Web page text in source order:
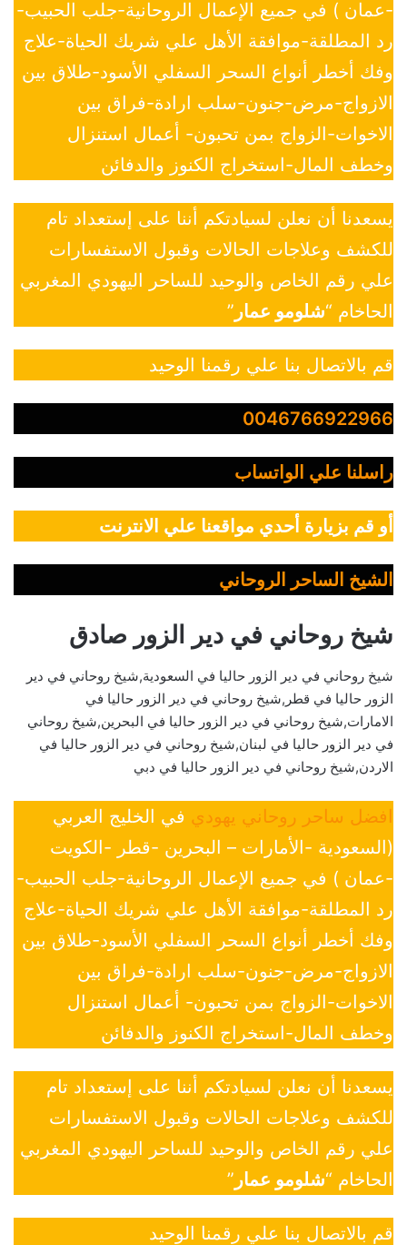
-عمان ) في جميع الإعمال الروحانية-جلب الحبيب-
رد المطلقة-موافقة الأهل علي شريك الحياة-علاج
وفك أخطر أنواع السحر السفلي الأسود-طلاق بين
الازواج-مرض-جنون-سلب ارادة-فراق بين
الاخوات-الزواج بمن تحبون- أعمال استنزال
وخطف المال-استخراج الكنوز والدفائن
يسعدنا أن نعلن لسيادتكم أننا على إستعداد تام
للكشف وعلاجات الحالات وقبول الاستفسارات
علي رقم الخاص والوحيد للساحر اليهودي المغربي
الحاخام “شلومو عمار ”
قم بالاتصال بنا علي رقمنا الوحيد
0046766922966
راسلنا علي الواتساب
أو قم بزيارة أحدي مواقعنا علي الانترنت
الشيخ الساحر الروحاني
شيخ روحاني في دير الزور صادق
شيخ روحاني في دير الزور حاليا في السعودية,شيخ روحاني في دير
الزور حاليا في قطر,شيخ روحاني في دير الزور حاليا في
الامارات,شيخ روحاني في دير الزور حاليا في البحرين,شيخ روحاني
في دير الزور حاليا في لبنان,شيخ روحاني في دير الزور حاليا في
الاردن,شيخ روحاني في دير الزور حاليا في دبي
افضل ساحر روحاني يهودي في الخليج العربي
(السعودية -الأمارات – البحرين -قطر -الكويت
-عمان ) في جميع الإعمال الروحانية-جلب الحبيب-
رد المطلقة-موافقة الأهل علي شريك الحياة-علاج
وفك أخطر أنواع السحر السفلي الأسود-طلاق بين
الازواج-مرض-جنون-سلب ارادة-فراق بين
الاخوات-الزواج بمن تحبون- أعمال استنزال
وخطف المال-استخراج الكنوز والدفائن
يسعدنا أن نعلن لسيادتكم أننا على إستعداد تام
للكشف وعلاجات الحالات وقبول الاستفسارات
علي رقم الخاص والوحيد للساحر اليهودي المغربي
الحاخام “شلومو عمار ”
قم بالاتصال بنا علي رقمنا الوحيد